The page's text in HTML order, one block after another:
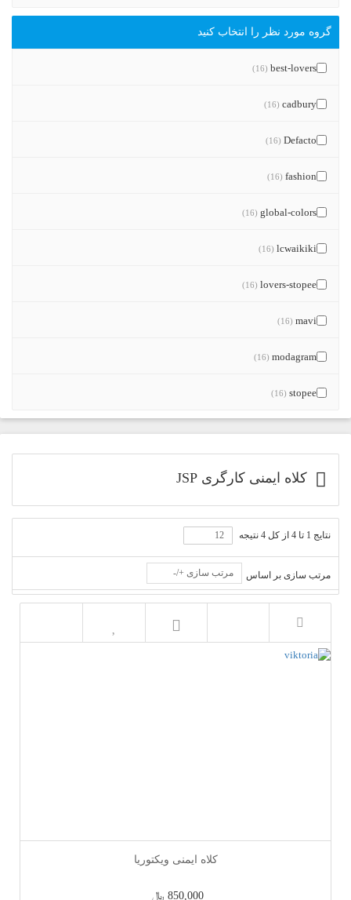
گروه مورد نظر را انتخاب کنید
best-lovers
(16)
cadbury
(16)
Defacto
(16)
fashion
(16)
global-colors
(16)
lcwaikiki
(16)
lovers-stopee
(16)
mavi
(16)
modagram
(16)
stopee
(16)
کلاه ایمنی کارگری JSP
نتایج 1 تا 4 از کل 4 نتیجه
مرتب سازی بر اساس مرتب سازی +/-
کلاه ایمنی ویکتوریا
850,000 ﷼